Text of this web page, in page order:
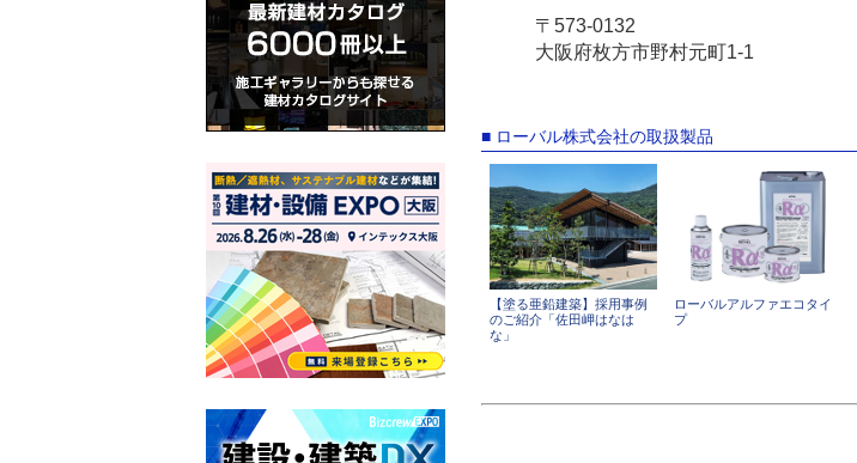
〒573-0132
大阪府枚方市野村元町1-1
■ ローバル株式会社の取扱製品
【塗る亜鉛建築】採用事例
のご紹介「佐田岬はなは
な」
ローバルアルファエコタイ
プ